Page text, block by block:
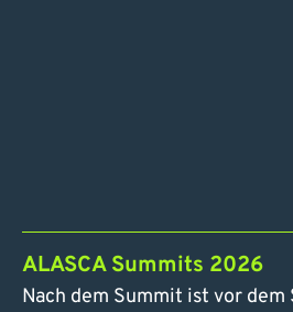
ALASCA Summits 2026
Nach dem Summit ist vor dem